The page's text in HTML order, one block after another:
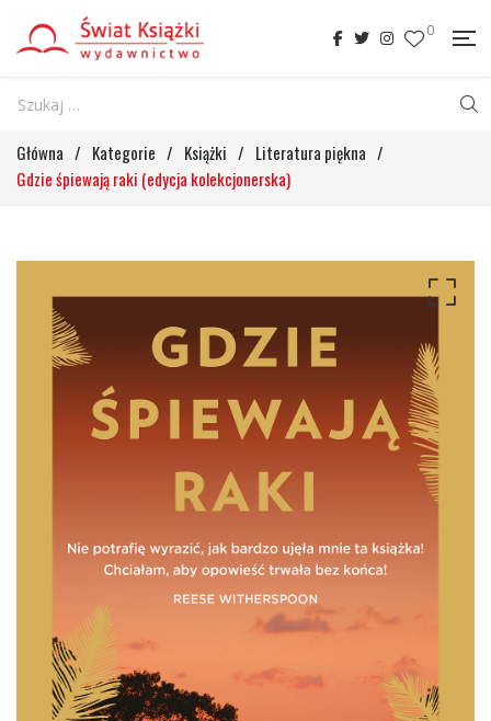
0
Główna / Kategorie / Książki / Literatura piękna /
Gdzie śpiewają raki (edycja kolekcjonerska)